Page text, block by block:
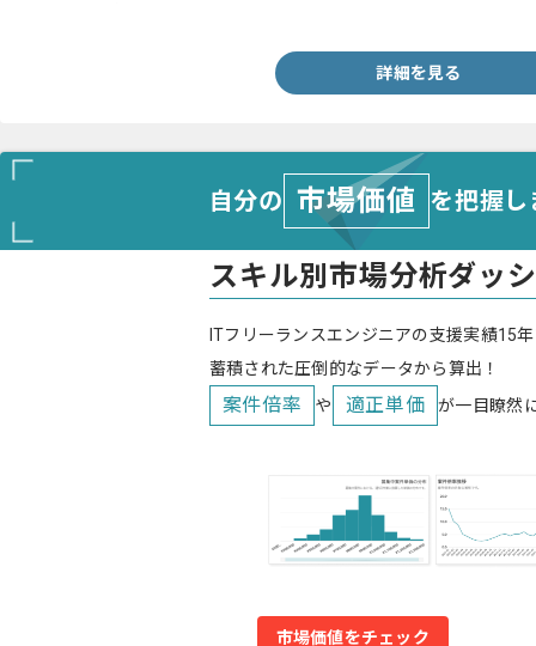
詳細を見る
自分の 市場価値 を把握
スキル別市場分析ダッ
ITフリーランスエンジニアの支援実績15
蓄積された圧倒的なデータから算出！
案件倍率 や 適正単価 が一目瞭然
市場価値をチェック